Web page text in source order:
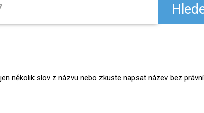
několik slov z názvu nebo zkuste napsat název bez